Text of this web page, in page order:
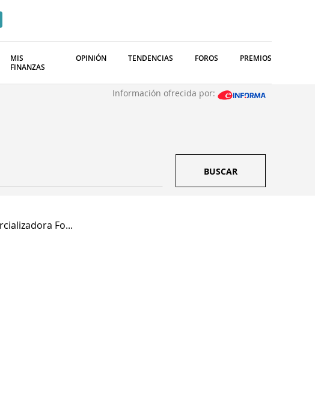
MIS
FINANZAS
OPINIÓN TENDENCIAS FOROS PREMIOS
Información ofrecida por:
BUSCAR
Fo...